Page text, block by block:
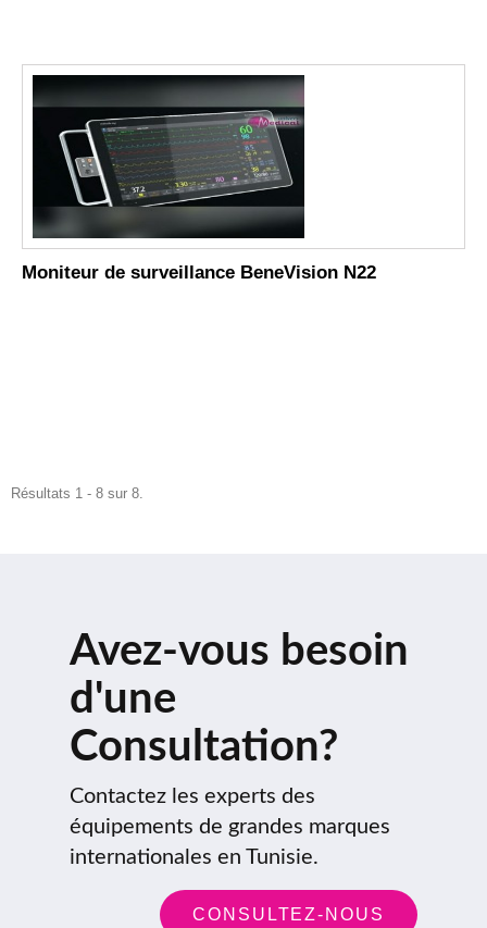
Moniteur de surveillance BeneVision N22
Résultats 1 - 8 sur 8.
Avez-vous besoin
d'une
Consultation?
Contactez les experts des
équipements de grandes marques
internationales en Tunisie.
CONSULTEZ-NOUS